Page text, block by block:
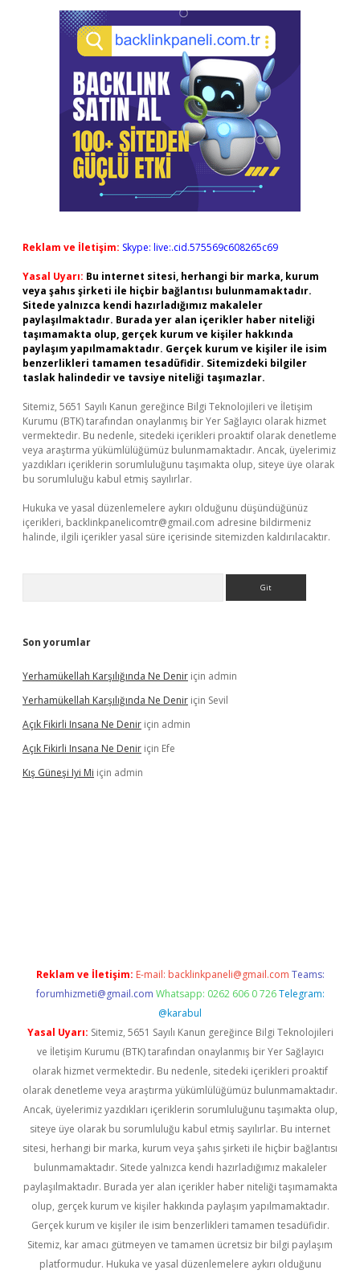
Reklam ve İletişim: Skype: live:.cid.575569c608265c69
Yasal Uyarı: Bu internet sitesi, herhangi bir marka, kurum
veya şahıs şirketi ile hiçbir bağlantısı bulunmamaktadır.
Sitede yalnızca kendi hazırladığımız makaleler
paylaşılmaktadır. Burada yer alan içerikler haber niteliği
taşımamakta olup, gerçek kurum ve kişiler hakkında
paylaşım yapılmamaktadır. Gerçek kurum ve kişiler ile isim
benzerlikleri tamamen tesadüfidir. Sitemizdeki bilgiler
taslak halindedir ve tavsiye niteliği taşımazlar.
Sitemiz, 5651 Sayılı Kanun gereğince Bilgi Teknolojileri ve İletişim
Kurumu (BTK) tarafından onaylanmış bir Yer Sağlayıcı olarak hizmet
vermektedir. Bu nedenle, sitedeki içerikleri proaktif olarak denetleme
veya araştırma yükümlülüğümüz bulunmamaktadır. Ancak, üyelerimiz
yazdıkları içeriklerin sorumluluğunu taşımakta olup, siteye üye olarak
bu sorumluluğu kabul etmiş sayılırlar.
Hukuka ve yasal düzenlemelere aykırı olduğunu düşündüğünüz
içerikleri, backlinkpanelicomtr@gmail.com adresine bildirmeniz
halinde, ilgili içerikler yasal süre içerisinde sitemizden kaldırılacaktır.
Son yorumlar
Yerhamükellah Karşılığında Ne Denir için admin
Yerhamükellah Karşılığında Ne Denir için Sevil
Açık Fikirli Insana Ne Denir için admin
Açık Fikirli Insana Ne Denir için Efe
Kış Güneşi Iyi Mi için admin
Reklam ve İletişim: E-mail: backlinkpaneli@gmail.com Teams:
forumhizmeti@gmail.com Whatsapp: 0262 606 0 726 Telegram:
@karabul
Yasal Uyarı: Sitemiz, 5651 Sayılı Kanun gereğince Bilgi Teknolojileri
ve İletişim Kurumu (BTK) tarafından onaylanmış bir Yer Sağlayıcı
olarak hizmet vermektedir. Bu nedenle, sitedeki içerikleri proaktif
olarak denetleme veya araştırma yükümlülüğümüz bulunmamaktadır.
Ancak, üyelerimiz yazdıkları içeriklerin sorumluluğunu taşımakta olup,
siteye üye olarak bu sorumluluğu kabul etmiş sayılırlar. Bu internet
sitesi, herhangi bir marka, kurum veya şahıs şirketi ile hiçbir bağlantısı
bulunmamaktadır. Sitede yalnızca kendi hazırladığımız makaleler
paylaşılmaktadır. Burada yer alan içerikler haber niteliği taşımamakta
olup, gerçek kurum ve kişiler hakkında paylaşım yapılmamaktadır.
Gerçek kurum ve kişiler ile isim benzerlikleri tamamen tesadüfidir.
Sitemiz, kar amacı gütmeyen ve tamamen ücretsiz bir bilgi paylaşım
platformudur. Hukuka ve yasal düzenlemelere aykırı olduğunu